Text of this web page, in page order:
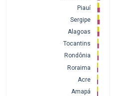
Amapá
Acre
Roraima
Rondônia
Tocantins
Alagoas
Sergipe
Piauí